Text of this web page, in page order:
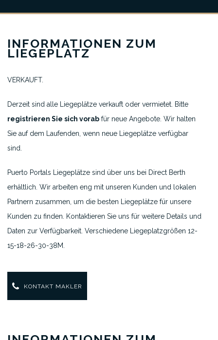
INFORMATIONEN ZUM
LIEGEPLATZ
VERKAUFT.
Derzeit sind alle Liegeplätze verkauft oder vermietet. Bitte
registrieren Sie sich vorab für neue Angebote. Wir halten
Sie auf dem Laufenden, wenn neue Liegeplätze verfügbar
sind.
Puerto Portals Liegeplätze sind über uns bei Direct Berth
erhältlich. Wir arbeiten eng mit unseren Kunden und lokalen
Partnern zusammen, um die besten Liegeplätze für unsere
Kunden zu finden. Kontaktieren Sie uns für weitere Details und
Daten zur Verfügbarkeit. Verschiedene Liegeplatzgrößen 12-
15-18-26-30-38M.
KONTAKT MAKLER